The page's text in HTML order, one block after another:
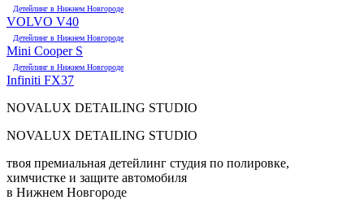
Детейлинг в Нижнем Новгороде
VOLVO V40
Детейлинг в Нижнем Новгороде
Mini Cooper S
Детейлинг в Нижнем Новгороде
Infiniti FX37
NOVALUX DETAILING STUDIO
NOVALUX DETAILING STUDIO
твоя премиальная детейлинг студия по полировке,
химчистке и защите автомобиля
в Нижнем Новгороде